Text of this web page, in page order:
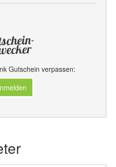
Gutschein verpassen: